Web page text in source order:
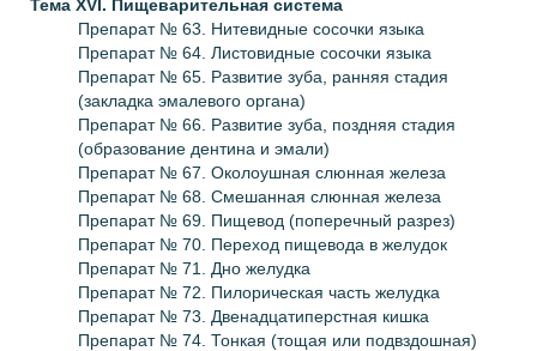
Тема XVI. Пищеварительная система
Препарат № 63. Нитевидные сосочки языка
Препарат № 64. Листовидные сосочки языка
Препарат № 65. Развитие зуба, ранняя стадия
(закладка эмалевого органа)
Препарат № 66. Развитие зуба, поздняя стадия
(образование дентина и эмали)
Препарат № 67. Околоушная слюнная железа
Препарат № 68. Смешанная слюнная железа
Препарат № 69. Пищевод (поперечный разрез)
Препарат № 70. Переход пищевода в желудок
Препарат № 71. Дно желудка
Препарат № 72. Пилорическая часть желудка
Препарат № 73. Двенадцатиперстная кишка
Препарат № 74. Тонкая (тощая или подвздошная)